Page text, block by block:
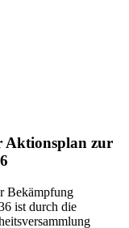
Aktionsplan zur
Bekämpfung
ist durch die